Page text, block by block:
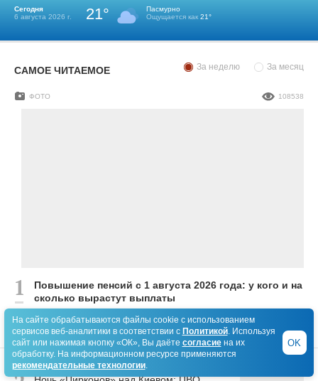
Сегодня
6 августа 2026 г.
21°
Пасмурно
Ощущается как 21°
САМОЕ ЧИТАЕМОЕ За неделю За месяц
Повышение пенсий с 1 августа 2026 года: у кого и на
сколько вырастут выплаты
ФОТО 108538
СЮЖЕТ
На сайте обрабатываются файлы cookie с использованием
сервисов веб-аналитики в соответствии с Политикой. Используя
сайт или нажимая кнопку «ОК», Вы даёте согласиена их
обработку. На информационном ресурсе применяются
рекомендательные технологии.
OK